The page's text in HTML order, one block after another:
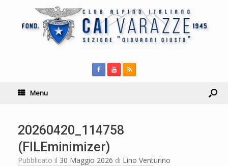
Menu
20260420_114758
(FILEminimizer)
Pubblicato il 30 Maggio 2026 di Lino Venturino